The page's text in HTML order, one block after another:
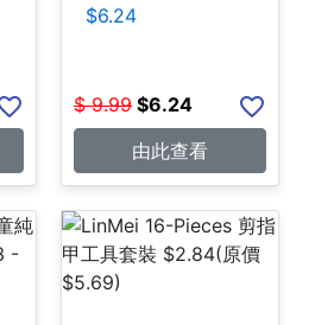
$6.24
$ 9.99 $6.24
由此查看